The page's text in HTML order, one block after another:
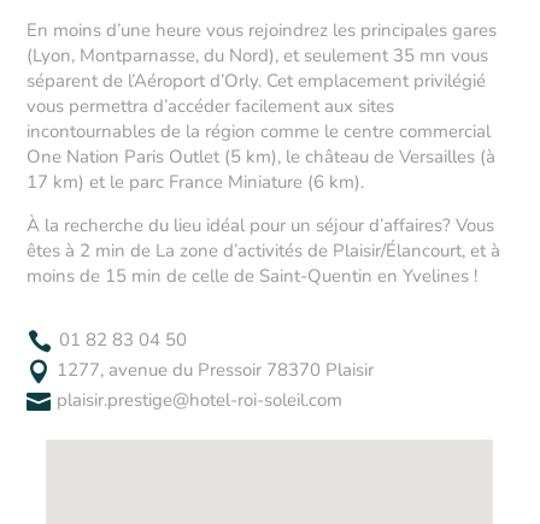
En moins d’une heure vous rejoindrez les principales gares
(Lyon, Montparnasse, du Nord), et seulement 35 mn vous
séparent de l’Aéroport d’Orly. Cet emplacement privilégié
vous permettra d’accéder facilement aux sites
incontournables de la région comme le centre commercial
One Nation Paris Outlet (5 km), le château de Versailles (à
17 km) et le parc France Miniature (6 km).
À la recherche du lieu idéal pour un séjour d’affaires? Vous
êtes à 2 min de La zone d’activités de Plaisir/Élancourt, et à
moins de 15 min de celle de Saint-Quentin en Yvelines !
 01 82 83 04 50
 1277, avenue du Pressoir 78370 Plaisir
 plaisir.prestige@hotel-roi-soleil.com